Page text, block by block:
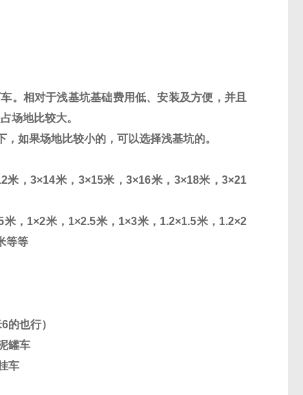
。相对于浅基坑基础费用低、安装及方便，并且
场地比较大。
如果场地比较小的，可以选择浅基坑的。
米，3×14米， 3×15米，3×16米， 3×18米，3×21
米， 1×2米， 1×2.5米， 1×3米， 1.2×1.5米， 1.2×2
等等
6的也行）
罐车
车